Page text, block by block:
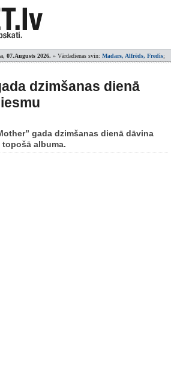
07.Augusts 2026. » Vārdadienas svin: Madars, Alfrēds, Fredis;
dzimšanas dienā
gada dzimšanas dienā dāvina
topošā albuma.